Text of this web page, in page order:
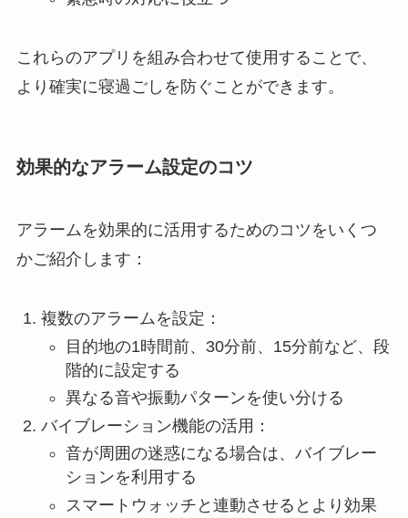
これらのアプリを組み合わせて使用することで、
より確実に寝過ごしを防ぐことができます。
効果的なアラーム設定のコツ
アラームを効果的に活用するためのコツをいくつ
かご紹介します：
複数のアラームを設定：
目的地の1時間前、30分前、15分前など、段
階的に設定する
異なる音や振動パターンを使い分ける
バイブレーション機能の活用：
音が周囲の迷惑になる場合は、バイブレー
ションを利用する
スマートウォッチと連動させるとより効果